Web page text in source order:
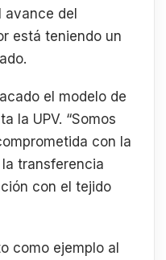
avance del
está teniendo un
el modelo de
la UPV. “Somos
con la
transferencia
con el tejido
como ejemplo al